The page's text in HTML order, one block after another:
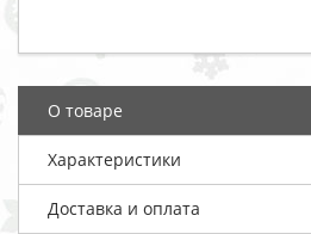
О товаре
Характеристики
Доставка и оплата